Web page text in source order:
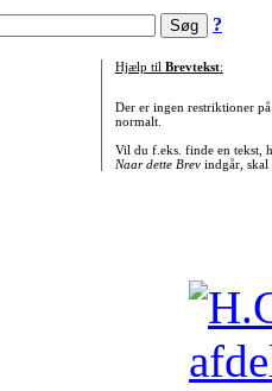
?
Hjælp til Brevtekst:
Der er ingen restriktioner
normalt.
Vil du f.eks. finde en tekst,
Naar dette Brevindgår, skal